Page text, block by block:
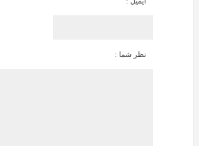
نظر شما :